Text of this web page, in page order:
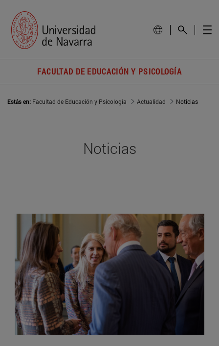
FACULTAD DE EDUCACIÓN Y PSICOLOGÍA
Estás en: Facultad de Educación y Psicología Actualidad Noticias
Noticias